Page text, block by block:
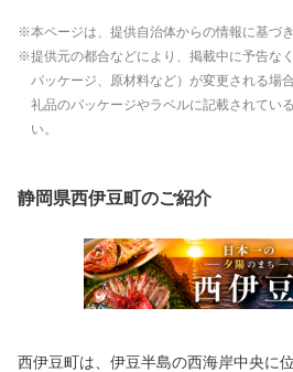
本ページは、提供自治体からの情報に基づ
提供元の都合などにより、掲載中に予告な
パッケージ、原材料など）が変更される場
礼品のパッケージやラベルに記載されてい
い。
静岡県西伊豆町のご紹介
西伊豆町は、伊豆半島の西海岸中央に